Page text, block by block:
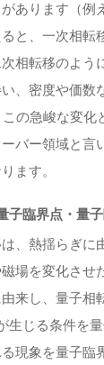
あります（例
と、一次相転
相転移のよう
、密度や価数
の急峻な変化
バー領域と言
ます。
子臨界点・量
、熱揺らぎに
場を変化させ
来し、量子相
生じる条件を
現象を量子臨